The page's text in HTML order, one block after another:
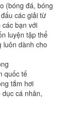
(bóng đá, bóng
các giải từ
bạn với
luyện tập thể
luôn dành cho
quốc tế
tắm hơi
cá nhân,